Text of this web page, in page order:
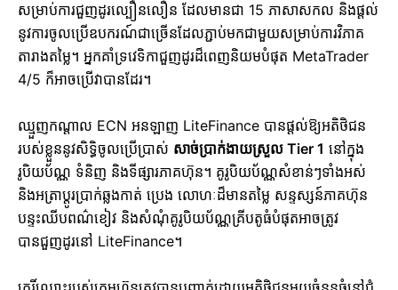
សម្រាប់ការជួញដូរល្បឿនលឿន ដែលមានជា 15 ភាសាសកល និងផ្តល់
នូវការចូលប្រើឧបករណ៍ជាច្រើនដែលភ្ជាប់មកជាមួយសម្រាប់ការវិភាគ
តារាងតម្លៃ។ អ្នកគាំទ្រវេទិកាជួញដូរដ៏ពេញនិយមបំផុត MetaTrader
4/5 ក៏អាចប្រើវាបានដែរ។
ឈ្មួញកណ្តាល ECN អនឡាញ LiteFinance បានផ្តល់ឱ្យអតិថិជន
របស់ខ្លួននូវសិទ្ធិចូលប្រើប្រាស់ សាច់ប្រាក់ងាយស្រួល Tier 1 នៅក្នុង
រូបិយប័ណ្ណ ទំនិញ និងទីផ្សារភាគហ៊ុន។ គូរូបិយប័ណ្ណសំខាន់ៗទាំងអស់
និងអត្រាប្តូរប្រាក់ឆ្លងកាត់ ប្រេង លោហៈដ៏មានតម្លៃ សន្ទស្សន៍ភាគហ៊ុន
បន្ទះឈីបពណ៌ខៀវ និងសំណុំគូរូបិយប័ណ្ណគ្រីបតូធំបំផុតអាចត្រូវ
បានជួញដូរនៅ LiteFinance។